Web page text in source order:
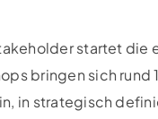
startet die
bringen sich rund
in strategisch